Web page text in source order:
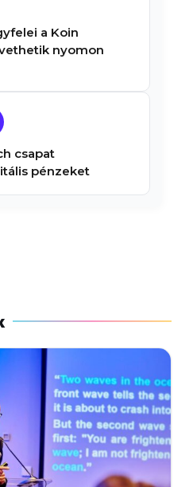
a Koin
nyomon
csapat
pénzeket